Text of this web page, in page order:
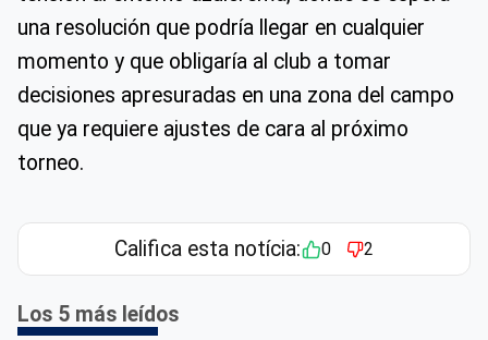
una resolución que podría llegar en cualquier
momento y que obligaría al club a tomar
decisiones apresuradas en una zona del campo
que ya requiere ajustes de cara al próximo
torneo.
Califica esta notícia: 0 2
Los 5 más leídos